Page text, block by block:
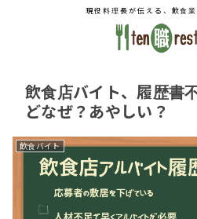
現役料理長が伝える、飲食
飲食店バイト、履歴書
どなぜ？あやしい？
飲食バイト